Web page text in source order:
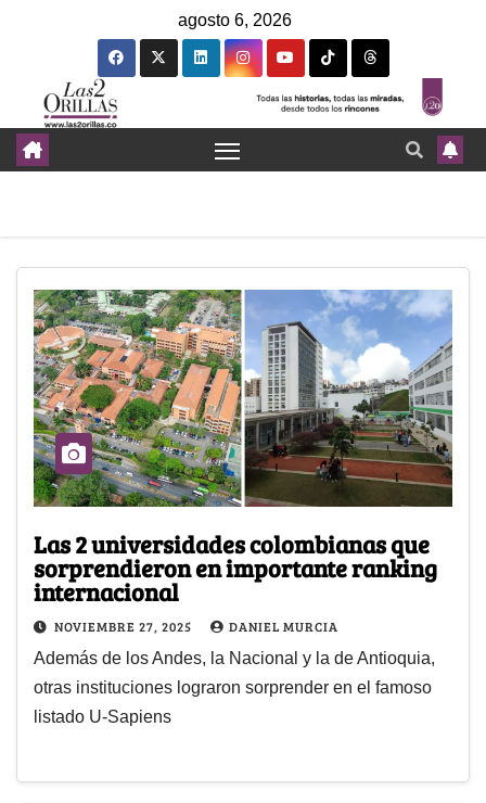
agosto 6, 2026
Las 2 universidades colombianas que
sorprendieron en importante ranking
internacional
NOVIEMBRE 27, 2025 DANIEL MURCIA
Además de los Andes, la Nacional y la de Antioquia,
otras instituciones lograron sorprender en el famoso
listado U-Sapiens